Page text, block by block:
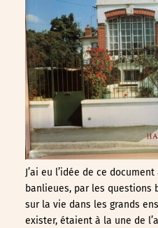
J’ai eu l’idée de ce
banlieues, par les questions
sur la vie dans les grands
exister, étaient à la une de